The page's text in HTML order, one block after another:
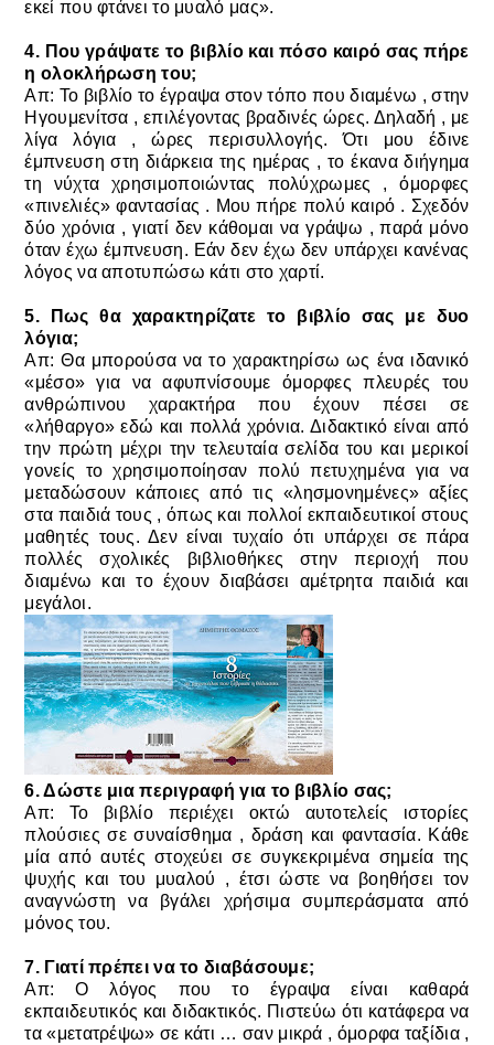
εκεί που φτάνει το μυαλό μας».
4. Που γράψατε το βιβλίο και πόσο καιρό σας πήρε
η ολοκλήρωση του;
Απ: Το βιβλίο το έγραψα στον τόπο που διαμένω , στην
Ηγουμενίτσα , επιλέγοντας βραδινές ώρες. Δηλαδή , με
λίγα λόγια , ώρες περισυλλογής.Ότι μου έδινε
έμπνευση στη διάρκεια της ημέρας , το έκανα διήγημα
τη νύχτα χρησιμοποιώντας πολύχρωμες , όμορφες
«πινελιές» φαντασίας . Μου πήρε πολύ καιρό . Σχεδόν
δύο χρόνια , γιατί δεν κάθομαι να γράψω , παρά μόνο
όταν έχω έμπνευση. Εάν δεν έχω δεν υπάρχει κανένας
λόγος να αποτυπώσω κάτι στο χαρτί.
5. Πως θα χαρακτηρίζατε το βιβλίο σας με δυο
λόγια;
Απ: Θα μπορούσα να το χαρακτηρίσω ως ένα ιδανικό
«μέσο» για να αφυπνίσουμε όμορφες πλευρές του
ανθρώπινου χαρακτήρα που έχουν πέσει σε
«λήθαργο» εδώ και πολλά χρόνια. Διδακτικό είναι από
την πρώτη μέχρι την τελευταία σελίδα του και μερικοί
γονείς το χρησιμοποίησαν πολύ πετυχημένα για να
μεταδώσουν κάποιες από τις «λησμονημένες» αξίες
στα παιδιά τους , όπως και πολλοί εκπαιδευτικοί στους
μαθητές τους. Δεν είναι τυχαίο ότι υπάρχει σε πάρα
πολλές σχολικές βιβλιοθήκες στην περιοχή που
διαμένω και το έχουν διαβάσει αμέτρητα παιδιά και
μεγάλοι.
6. Δώστε μια περιγραφή για το βιβλίο σας;
Απ: Το βιβλίο περιέχει οκτώ αυτοτελείς ιστορίες
πλούσιες σε συναίσθημα , δράση και φαντασία. Κάθε
μία από αυτές στοχεύει σε συγκεκριμένα σημεία της
ψυχής και του μυαλού , έτσι ώστε να βοηθήσει τον
αναγνώστη να βγάλει χρήσιμα συμπεράσματα από
μόνος του.
7. Γιατί πρέπει να το διαβάσουμε;
Απ: Ο λόγος που το έγραψα είναι καθαρά
εκπαιδευτικός και διδακτικός. Πιστεύω ότι κατάφερα να
τα «μετατρέψω» σε κάτι … σαν μικρά , όμορφα ταξίδια ,